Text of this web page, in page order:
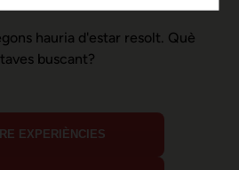
hauria d'estar resolt. Què
buscant?
EXPERIÈNCIES